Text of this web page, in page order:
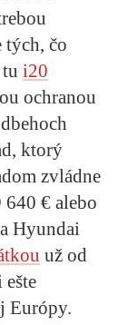
tých, čo
i20
ochranou
ktorý
zvládne
640 € alebo
Hyundai
už od
ešte
Európy.